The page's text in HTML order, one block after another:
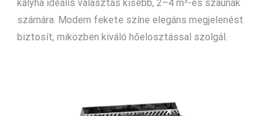
kályha ideális választás kisebb, 2–4 m³-es szaunák
számára. Modern fekete színe elegáns megjelenést
biztosít, miközben kiváló hőelosztással szolgál.